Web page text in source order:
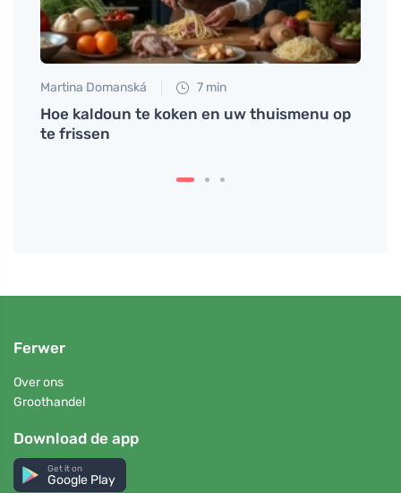
Martina Domanská 7 min
Hoe kaldoun te koken en uw thuismenu op
te frissen
Ferwer
Over ons
Groothandel
Download de app
Get it on
Google Play